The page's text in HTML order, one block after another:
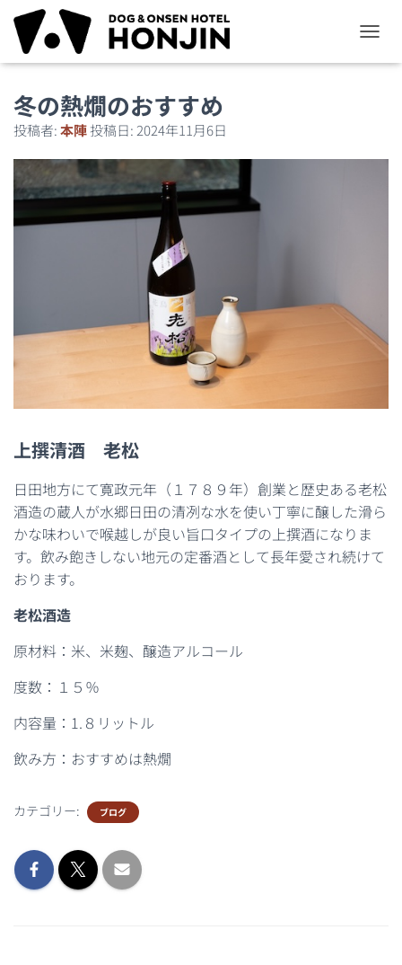
ビ
冬の熱燗のおすすめ
投稿者:本陣投稿日: 2024年11月6日
上撰清酒 老松
日田地方にて寛政元年（１７８９年）創業と歴史ある老松
酒造の蔵人が水郷日田の清冽な水を使い丁寧に醸した滑ら
かな味わいで喉越しが良い旨口タイプの上撰酒になりま
す。飲み飽きしない地元の定番酒として長年愛され続けて
おります。
老松酒造
原材料：米、米麹、醸造アルコール
度数：１５％
内容量：1.８リットル
飲み方：おすすめは熱燗
カテゴリー: ブログ